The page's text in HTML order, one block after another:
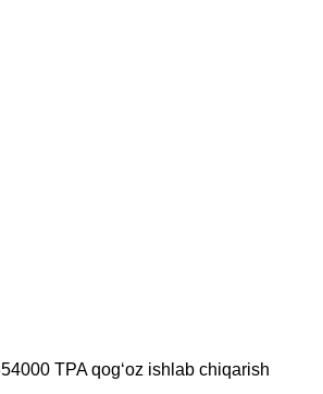
TPA qogʻoz ishlab chiqarish